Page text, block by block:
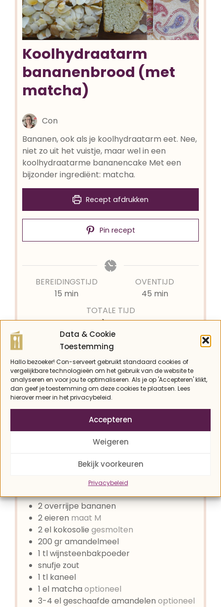
Data & Cookie
Toestemming
Hallo bezoeker! Con-serveert gebruikt standaard cookies of
vergelijkbare technologieën om het gebruik van de website te
analyseren en voor jou te optimaliseren. Als je op 'Accepteren' klikt,
dan geef je toestemming om deze cookies te plaatsen. Lees
hierover meer in het privacybeleid.
Accepteren
Weigeren
Bekijk voorkeuren
Privacybeleid
Koolhydraatarm
bananenbrood (met
matcha)
Con
Bananen, ook als je koolhydraatarm eet. Nee,
niet zo uit het vuistje, maar wel in een
koolhydraatarme bananencake Met een
bijzonder ingrediënt: matcha.
Recept afdrukken
Pin recept
BEREIDINGSTIJD
15minuten
min
OVENTIJD
45minuten
min
TOTALE TIJD
1uur
uur
GANG
Ontbijt, Zoete snack
KEUKEN
Amerikaans
PORTIES
12plakken
6 kh
DIT HEB JE NODIG
2overrijpe bananen
2eieren maat M
2el kokosolie gesmolten
200 gramandelmeel
1 tlwijnsteenbakpoeder
snufje zout
1 tl kaneel
1 el matcha optioneel
3-4 elgeschaafde amandelen optioneel